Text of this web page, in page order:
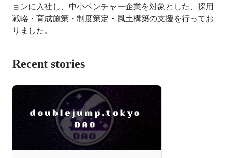
ョンに入社し、中小ベンチャー企業を対象とした、採用
戦略・育成施策・制度策定・風土構築の支援を行ってお
Recent stories